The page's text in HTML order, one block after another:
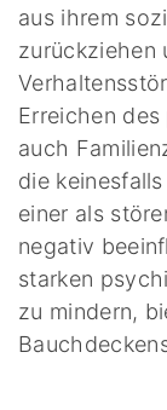
aus ihrem
zurückziehen
Erreichen
auch
die
einer als
negativ
starken
zu mindern,